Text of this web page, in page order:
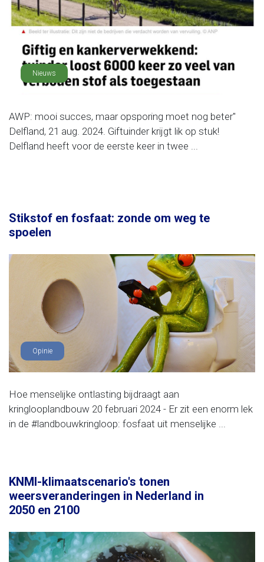
Nieuws
AWP: mooi succes, maar opsporing moet nog beter"
Delfland, 21 aug. 2024. Giftuinder krijgt lik op stuk!
Delfland heeft voor de eerste keer in twee ...
Stikstof en fosfaat: zonde om weg te
spoelen
Opinie
Hoe menselijke ontlasting bijdraagt aan
kringlooplandbouw 20 februari 2024 - Er zit een enorm lek
in de #landbouwkringloop: fosfaat uit menselijke ...
KNMI-klimaatscenario's tonen
weersveranderingen in Nederland in
2050 en 2100